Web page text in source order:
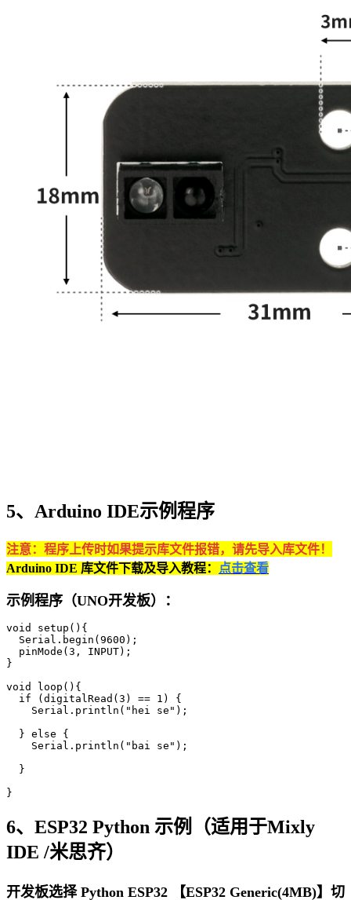
5、Arduino IDE示例程序
注意：程序上传时如果提示库文件报错，请先导入库文件！
Arduino IDE 库文件下载及导入教程： 点击查看
示例程序（UNO开发板）：
void setup(){
  Serial.begin(9600);
  pinMode(3, INPUT);
}
void loop(){
  if (digitalRead(3) == 1) {
    Serial.println("hei se");
  } else {
    Serial.println("bai se");
  }
}
6、ESP32 Python 示例（适用于Mixly
IDE /米思齐）
开发板选择 Python ESP32 【ESP32 Generic(4MB)】切